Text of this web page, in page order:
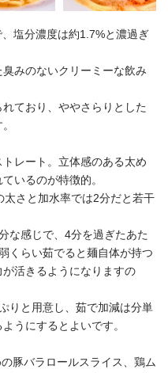
塩分濃度は約1.7%と濃過ぎ
みのないクリーミーな飲み
ており、ややさらりとした
レート。立体感のある太め
いるのが特徴的。
さと加水率では2分だと若干
な感じで、4分を過ぎたあた
くらい茹でると麺自体が持つ
活きるようになりますの
りと用意し、茹で加減は分単
うにするとよいです。
豚バラロールスライス、鶏ム